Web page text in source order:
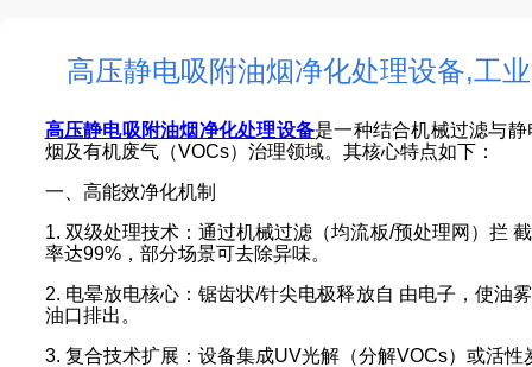
高压静电吸附油烟净化处理设备,工
高压静电吸附油烟净化处理设备是一种结合机械过滤与
烟及有机废气（VOCs）治理领域。其核心特点如下：
一、高能效净化机制
1. 双级处理技术：通过机械过滤（均流板/预处理网）拦
率达99%，部分场景可去除异味。
2. 电晕放电核心：锯齿状/针尖电极释放自 由电子，使油
油口排出。
3. 复合技术扩展：设备集成UV光解（分解VOCs）或活